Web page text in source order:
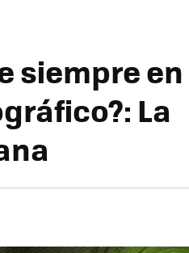
siempre
La